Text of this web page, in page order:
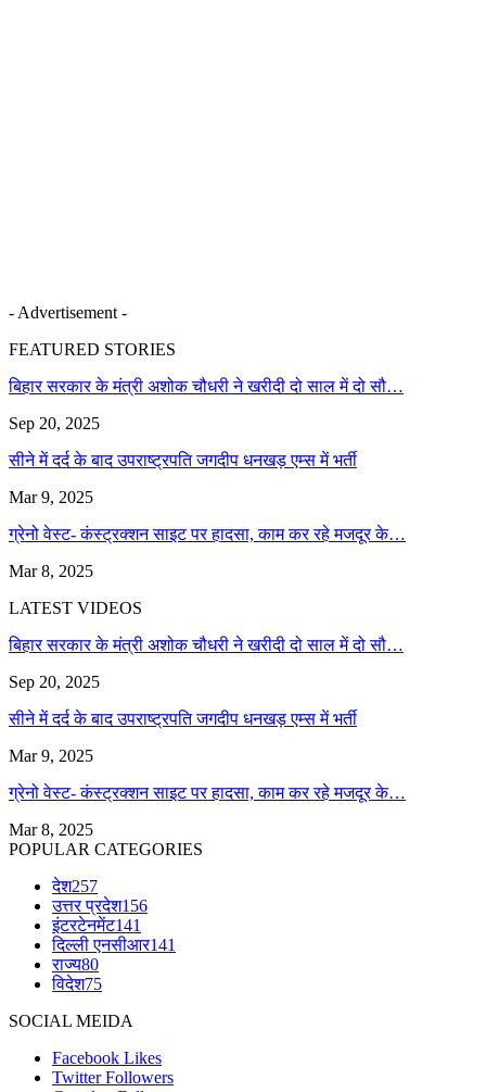
- Advertisement -
FEATURED STORIES
बिहार सरकार के मंत्री अशोक चौधरी ने खरीदी दो साल में दो सौ…
Sep 20, 2025
सीने में दर्द के बाद उपराष्ट्रपति जगदीप धनखड़ एम्स में भर्ती
Mar 9, 2025
ग्रेनो वेस्ट- कंस्ट्रक्शन साइट पर हादसा, काम कर रहे मजदूर के…
Mar 8, 2025
LATEST VIDEOS
बिहार सरकार के मंत्री अशोक चौधरी ने खरीदी दो साल में दो सौ…
Sep 20, 2025
सीने में दर्द के बाद उपराष्ट्रपति जगदीप धनखड़ एम्स में भर्ती
Mar 9, 2025
ग्रेनो वेस्ट- कंस्ट्रक्शन साइट पर हादसा, काम कर रहे मजदूर के…
Mar 8, 2025
POPULAR CATEGORIES
देश257
उत्तर प्रदेश156
इंटरटेनमेंट141
दिल्ली एनसीआर141
राज्य80
विदेश75
SOCIAL MEIDA
Facebook Likes
Twitter Followers